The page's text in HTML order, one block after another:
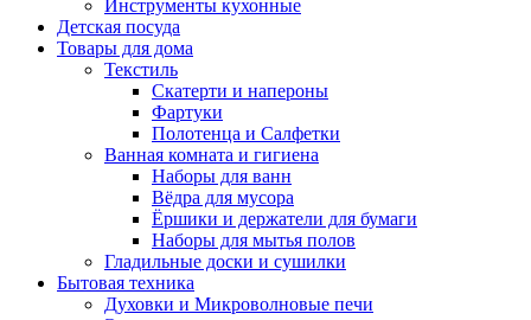
Инструменты кухонные
Детская посуда
Товары для дома
Текстиль
Скатерти и напероны
Фартуки
Полотенца и Салфетки
Ванная комната и гигиена
Наборы для ванн
Вёдра для мусора
Ёршики и держатели для бумаги
Наборы для мытья полов
Гладильные доски и сушилки
Бытовая техника
Духовки и Микроволновые печи